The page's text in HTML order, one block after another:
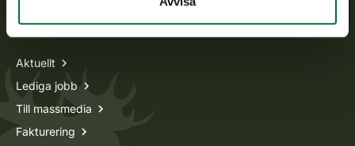
Information om oss
Aktuellt
Lediga jobb
Till massmedia
Fakturering